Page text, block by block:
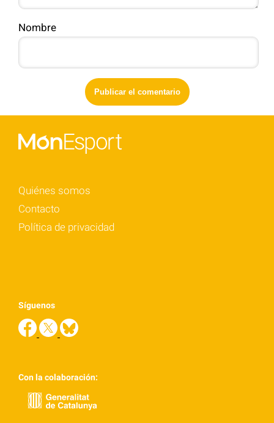
Nombre
Quiénes somos
Contacto
Política de privacidad
Síguenos
Con la colaboración: